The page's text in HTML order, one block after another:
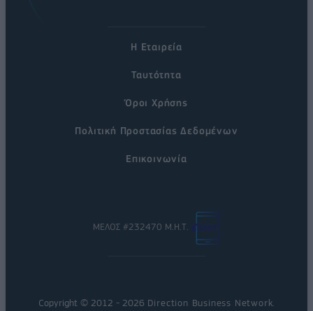
Η Εταιρεία
Ταυτότητα
Όροι Χρήσης
Πολιτική Προστασίας Δεδομένων
Επικοινωνία
ΜΕΛΟΣ #232470 Μ.Η.Τ.
Copyright © 2012 - 2026 Direction Business Network